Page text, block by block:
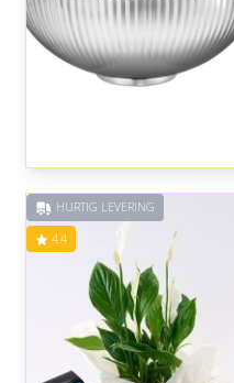
HURTIG LEVERING
4.4